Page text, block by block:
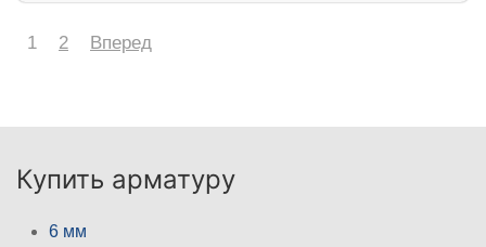
1 2 Вперед
Купить арматуру
6 мм